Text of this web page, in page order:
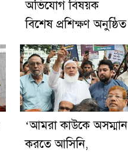
অভিযোগ বিষয়ক
বিশেষ প্রশিক্ষণ অনুষ্ঠিত
‘আমরা কাউকে অসম্মান
করতে আসিনি,